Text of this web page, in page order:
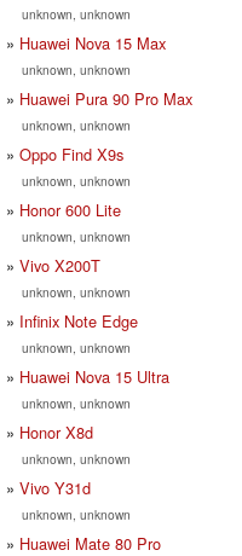
unknown, unknown
Huawei Nova 15 Max
unknown, unknown
Huawei Pura 90 Pro Max
unknown, unknown
Oppo Find X9s
unknown, unknown
Honor 600 Lite
unknown, unknown
Vivo X200T
unknown, unknown
Infinix Note Edge
unknown, unknown
Huawei Nova 15 Ultra
unknown, unknown
Honor X8d
unknown, unknown
Vivo Y31d
unknown, unknown
Huawei Mate 80 Pro